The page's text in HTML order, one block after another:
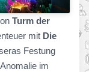
Turm der
mit Die
Festung
im